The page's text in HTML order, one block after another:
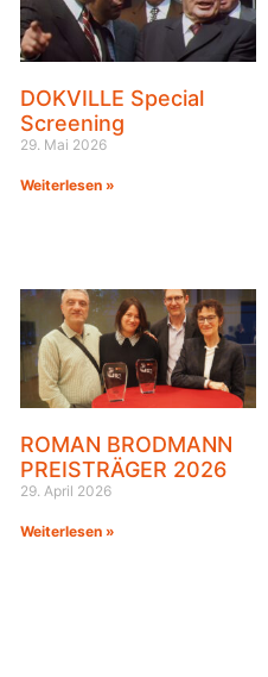
DOKVILLE Special
Screening
29. Mai 2026
Weiterlesen »
ROMAN BRODMANN
PREISTRÄGER 2026
29. April 2026
Weiterlesen »